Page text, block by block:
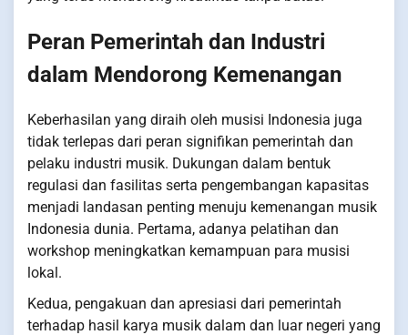
Peran Pemerintah dan Industri
dalam Mendorong Kemenangan
Keberhasilan yang diraih oleh musisi Indonesia juga
tidak terlepas dari peran signifikan pemerintah dan
pelaku industri musik. Dukungan dalam bentuk
regulasi dan fasilitas serta pengembangan kapasitas
menjadi landasan penting menuju kemenangan musik
Indonesia dunia. Pertama, adanya pelatihan dan
workshop meningkatkan kemampuan para musisi
lokal.
Kedua, pengakuan dan apresiasi dari pemerintah
terhadap hasil karya musik dalam dan luar negeri yang